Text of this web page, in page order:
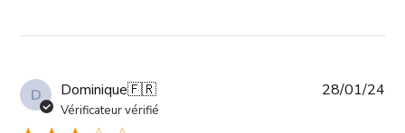
D Dominique🇫🇷
Vérificateur vérifié
28/01/24